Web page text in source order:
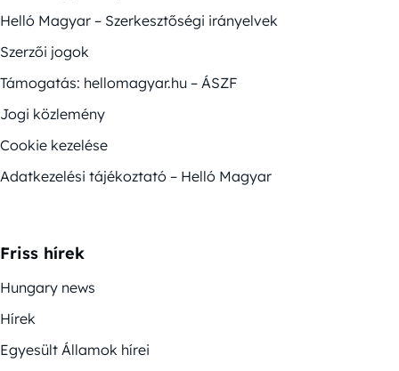
Helló Magyar – Szerkesztőségi irányelvek
Szerzői jogok
Támogatás: hellomagyar.hu – ÁSZF
Jogi közlemény
Cookie kezelése
Adatkezelési tájékoztató – Helló Magyar
Friss hírek
Hungary news
Hírek
Egyesült Államok hírei